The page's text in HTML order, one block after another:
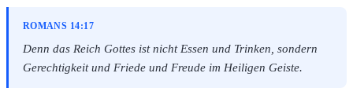
ROMANS 14:17
Denn das Reich Gottes ist nicht Essen und Trinken, sondern
Gerechtigkeit und Friede und Freude im Heiligen Geiste.